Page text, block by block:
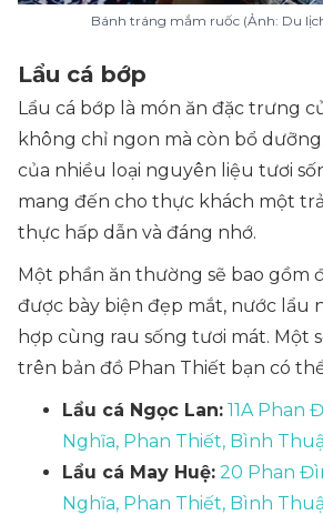
Bánh tráng mắm ruốc (Ảnh: Du
Lẩu cá bớp
Lẩu cá bớp là món ăn đặc trưng
không chỉ ngon mà còn bổ
của nhiều loại nguyên liệu tươi
mang đến cho thực khách một
thực hấp dẫn và đáng nhớ.
Một phần ăn thường sẽ bao gồm
được bày biện đẹp mắt, nước lẩu
hợp cùng rau sống tươi mát. Một
trên bản đồ Phan Thiết bạn có
Lẩu cá Ngọc Lan: 11A Phan
Nghĩa, Phan Thiết, Bình
Lẩu cá May Huệ: 20 Phan
Nghĩa, Phan Thiết, Bình